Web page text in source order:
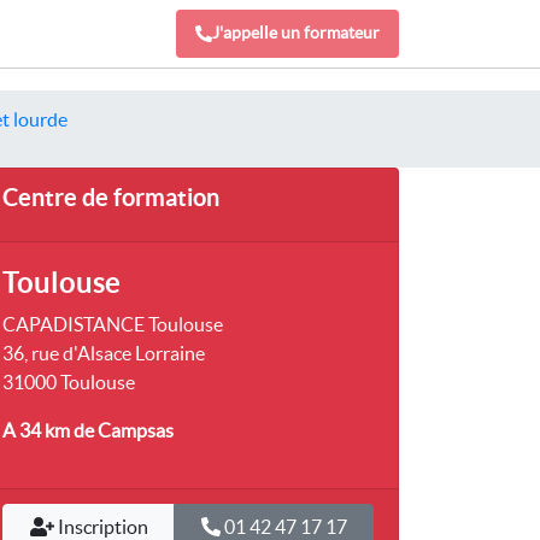
J'appelle un formateur
lourde
Centre de formation
Toulouse
CAPADISTANCE Toulouse
36, rue d'Alsace Lorraine
31000 Toulouse
A 34 kmde Campsas
Inscription 01 42 47 17 17